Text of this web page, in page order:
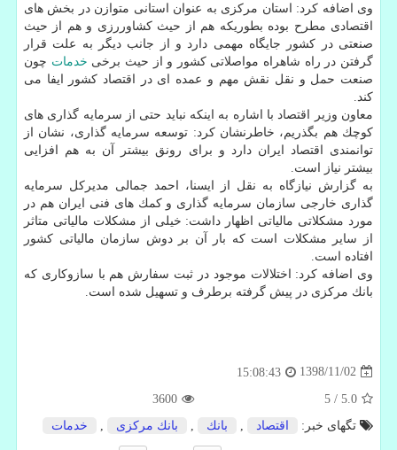
وی اضافه كرد: استان مركزی به عنوان استانی متوازن در بخش های
اقتصادی مطرح بوده بطوریكه هم از حیث كشاوررزی و هم از حیث
صنعتی در كشور جایگاه مهمی دارد و از جانب دیگر به علت قرار
گرفتن در راه شاهراه مواصلاتی كشور و از حیث برخی خدمات چون
صنعت حمل و نقل نقش مهم و عمده ای در اقتصاد كشور ایفا می
كند.
معاون وزیر اقتصاد با اشاره به اینكه نباید حتی از سرمایه گذاری های
كوچك هم بگذریم، خاطرنشان كرد: توسعه سرمایه گذاری، نشان از
توانمندی اقتصاد ایران دارد و برای رونق بیشتر آن به هم افزایی
بیشتر نیاز است.
به گزارش نیازگاه به نقل از ایسنا، احمد جمالی مدیركل سرمایه
گذاری خارجی سازمان سرمایه گذاری و كمك های فنی ایران هم در
مورد مشكلاتی مالیاتی اظهار داشت: خیلی از مشكلات مالیاتی متاثر
از سایر مشكلات است كه بار آن بر دوش سازمان مالیاتی كشور
افتاده است.
وی اضافه كرد: اختلالات موجود در ثبت سفارش هم با سازوكاری كه
بانك مركزی در پیش گرفته برطرف و تسهیل شده است.
1398/11/02
15:08:43
5.0
/
5
3600
تگهای خبر:
اقتصاد بانك بانك مركزی خدمات